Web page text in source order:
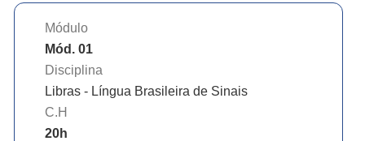
Módulo
Mód. 01
Disciplina
Libras - Língua Brasileira de Sinais
C.H
20h